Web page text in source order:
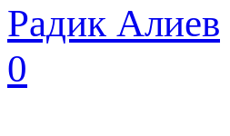
Радик Алиев
0